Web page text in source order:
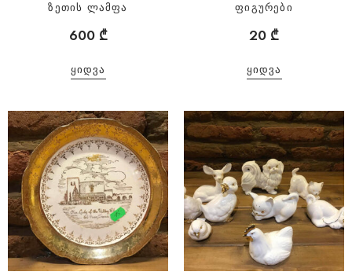
ზეთის ლამფა
600 ₾
ᲧᲘᲓᲕᲐ
ფიგურები
20 ₾
ᲧᲘᲓᲕᲐ